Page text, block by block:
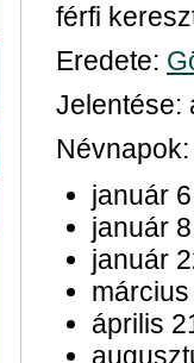
férfi
Eredete:
Jelentése:
Névnapok:
január 6
január 8
január
április